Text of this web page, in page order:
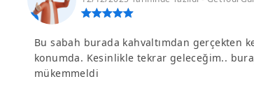
Bu sabah burada kahvaltımdan gerçekten
konumda. Kesinlikle tekrar geleceğim..
mükemmeldi